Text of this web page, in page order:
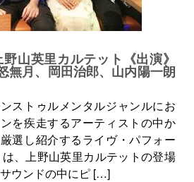
野山英里カルテット《出演》
無月、岡田治郎、山内陽一朗
ストゥルメンタルジャンルにお
を疾走するアーティストの中か
選し紹介するライヴ・パフォー
、上野山英里カルテットの登場
ウンドの中にピ […]